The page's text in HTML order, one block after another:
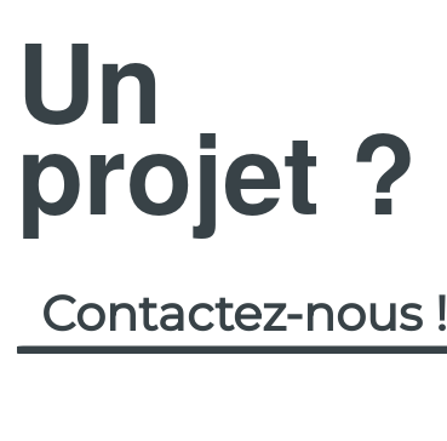
Un
projet ?
Contactez-nous !